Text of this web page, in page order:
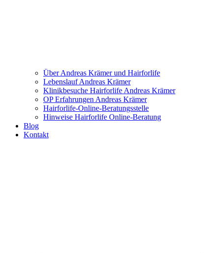
Über Andreas Krämer und Hairforlife
Lebenslauf Andreas Krämer
Klinikbesuche Hairforlife Andreas Krämer
OP Erfahrungen Andreas Krämer
Hairforlife-Online-Beratungsstelle
Hinweise Hairforlife Online-Beratung
Blog
Kontakt